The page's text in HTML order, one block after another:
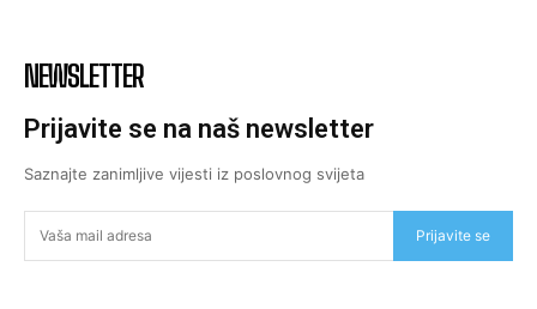
NEWSLETTER
Prijavite se na naš newsletter
Saznajte zanimljive vijesti iz poslovnog svijeta
Prijavite se